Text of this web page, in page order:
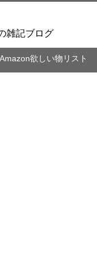
雑記ブログ
Amazon欲しい物リスト